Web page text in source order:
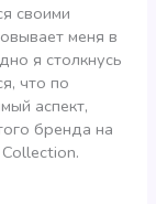
своими
меня в
я столкнусь
что по
аспект,
бренда на